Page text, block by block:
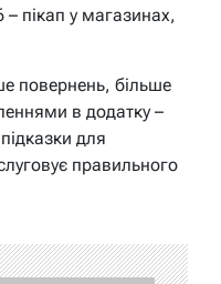
– пікап у магазинах,
повернень, більше
в додатку –
для
правильного